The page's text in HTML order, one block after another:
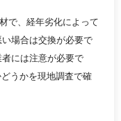
で、経年劣化によって
場合は交換が必要で
には注意が必要で
うかを現地調査で確